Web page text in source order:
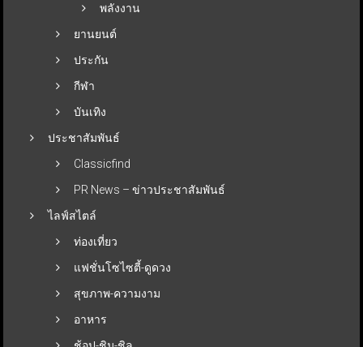
พลังงาน
ยานยนต์
ประกัน
กีฬา
บันเทิง
ประชาสัมพันธ์
Classicfind
PR News – ข่าวประชาสัมพันธ์
ไลฟ์สไตล์
ท่องเที่ยว
แฟชั่นโซไซตี้-ดูดวง
สุขภาพ-ความงาม
อาหาร